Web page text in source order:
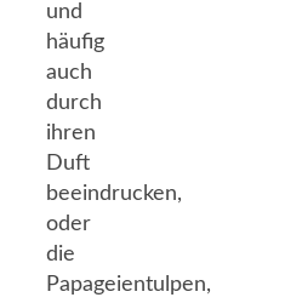
und
häufig
auch
durch
ihren
Duft
beeindrucken,
oder
die
Papageientulpen,